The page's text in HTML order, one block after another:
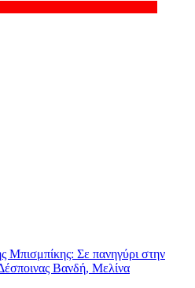
Μπισμπίκης: Σε πανηγύρι στην
Βανδή, Μελίνα